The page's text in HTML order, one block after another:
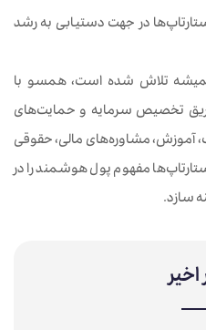
اخیر
در جهت دستیابی به رشد
تلاش شده است، همسو با
طریق تخصیص سرمایه و حمایت‌های
آموزش، مشاوره‌های مالی، حقوقی
مفهوم پول هوشمند را در
سازد.